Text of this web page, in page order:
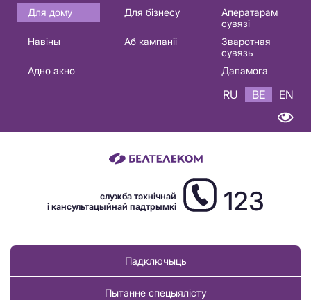
Основная
навигация
Для дому Для бізнесу
Аператарам
сувязі
Навіны
Аб кампаніі
Зваротная
сувязь
Адно акно
Дапамога
RU BE EN
служба тэхнічнай
і кансультацыйнай падтрымкі
123
Падключыць
Пытанне спецыялісту